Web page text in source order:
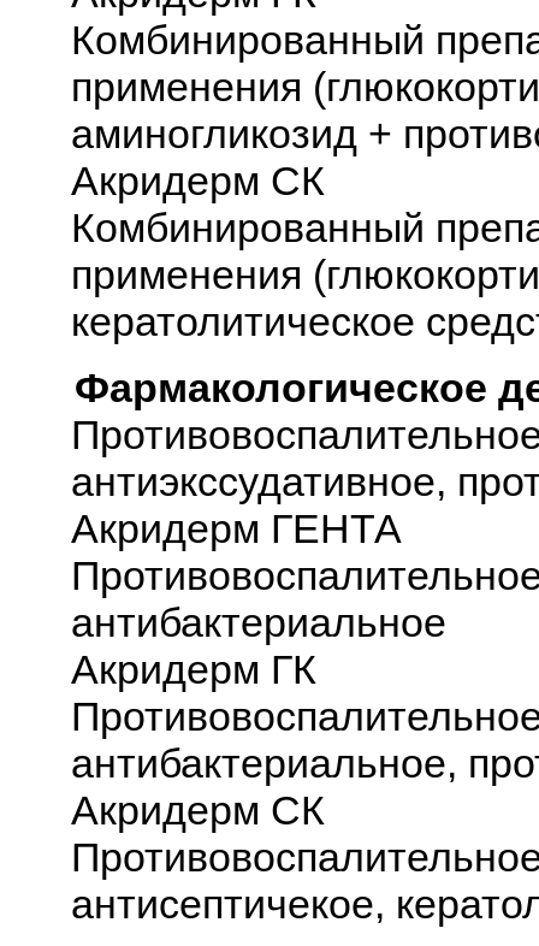
Комбинированный
применения
аминогликозид +
Акридерм СК
Комбинированный
применения
кератолитическое
Фармакологическое
антиэкссудативное,
Акридерм ГЕНТА
антибактериальное
Акридерм ГК
антибактериальное,
Акридерм СК
антисептичекое,